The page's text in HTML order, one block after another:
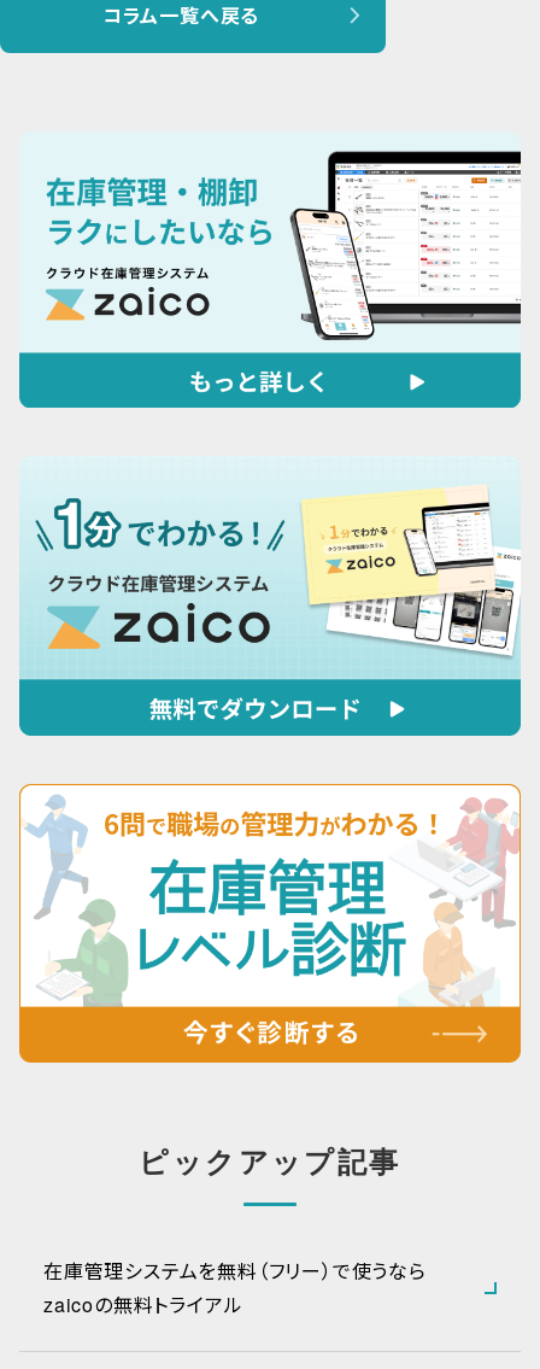
ピックアップ記事
在庫管理システムを無料（フリー）で使うなら
zaicoの無料トライアル
コラム一覧へ戻る